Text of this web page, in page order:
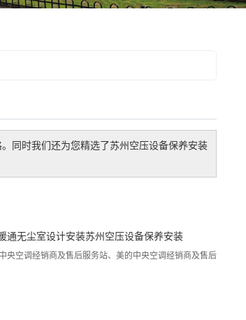
同时我们还为您精选了苏州空压设备保养安装
通无尘室设计安装苏州空压设备保养安装
央空调经销商及售后服务站、美的中央空调经销商及售后